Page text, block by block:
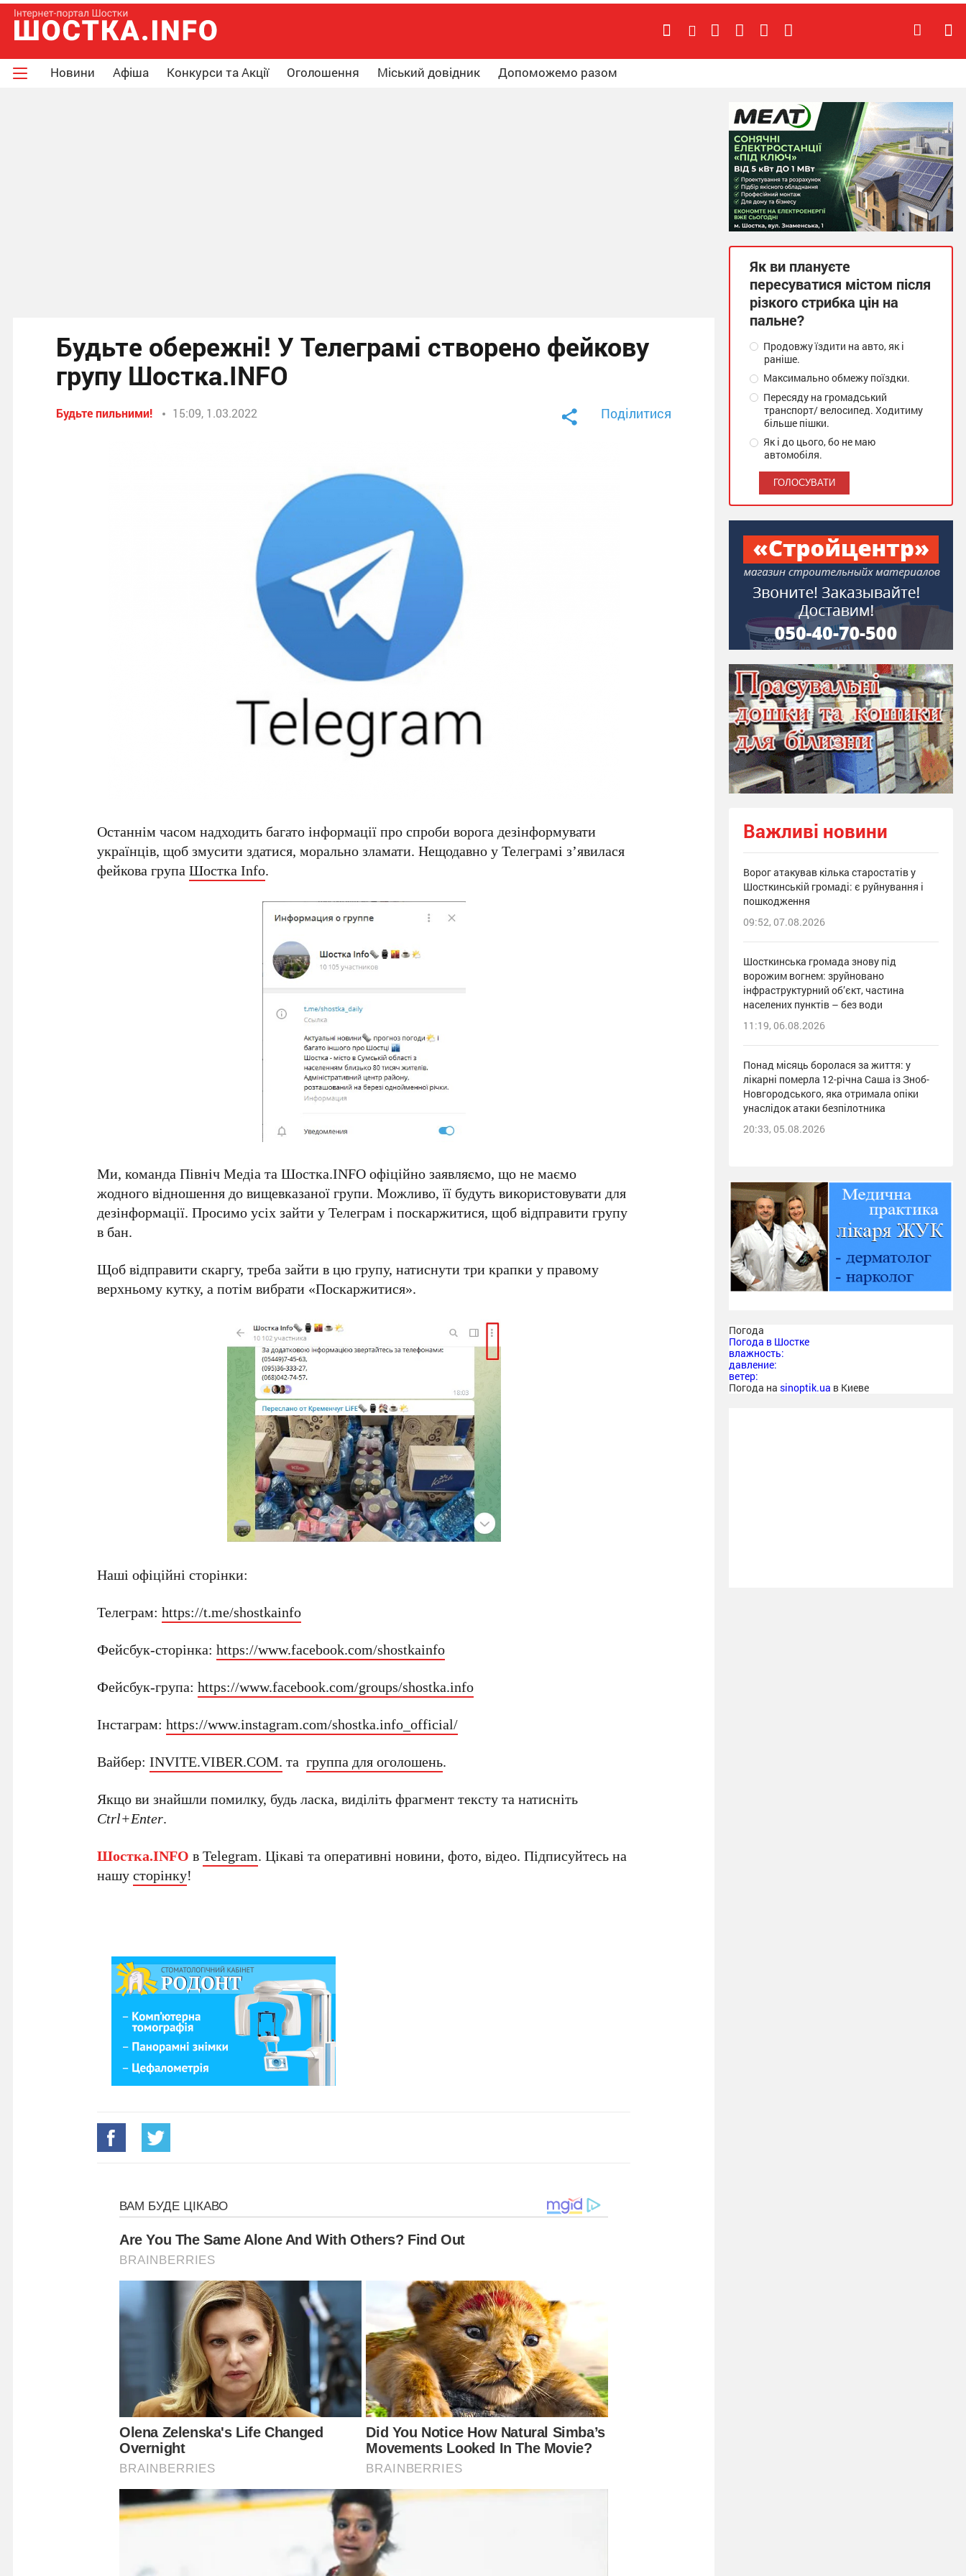
Новини Афіша Конкурси та Акції Оголошення Міський довідник Допоможемо разом
Будьте обережні! У Телеграмі створено фейкову
групу Шостка.INFO
Будьте пильними! 15:09, 1.03.2022 Поділитися
Останнім часом надходить багато інформації про спроби ворога дезінформувати
українців, щоб змусити здатися, морально зламати. Нещодавно у Телеграмі з’явилася
фейкова групаШостка Info.
Ми, команда Північ Медіа та Шостка.INFO офіційно заявляємо, що не маємо
жодного відношення до вищевказаної групи. Можливо, її будуть використовувати для
дезінформації. Просимо усіх зайти у Телеграм і поскаржитися, щоб відправити групу
в бан.
Щоб відправити скаргу, треба зайти в цю групу, натиснути три крапки у правому
верхньому кутку, а потім вибрати «Поскаржитися».
Наші офіційні сторінки:
Телеграм:https://t.me/shostkainfo
Фейсбук-сторінка:https://www.facebook.com/shostkainfo
Фейсбук-група:https://www.facebook.com/groups/shostka.info
Інстаграм:https://www.instagram.com/shostka.info_official/
Вайбер:INVITE.VIBER.COM. тагруппа для оголошень.
Якщо ви знайшли помилку, будь ласка, виділіть фрагмент тексту та натисніть
Ctrl+Enter.
Шостка.INFO вTelegram. Цікаві та оперативні новини, фото, відео. Підписуйтесь на
нашусторінку!
Як ви плануєте
пересуватися містом після
різкого стрибка цін на
пальне?
Продовжу їздити на авто, як і
раніше.
Максимально обмежу поїздки.
Пересяду на громадський
транспорт/ велосипед. Ходитиму
більше пішки.
Як і до цього, бо не маю
автомобіля.
Важливі новини
Ворог атакував кілька старостатів у
Шосткинській громаді: є руйнування і
пошкодження
09:52, 07.08.2026
Шосткинська громада знову під
ворожим вогнем: зруйновано
інфраструктурний об’єкт, частина
населених пунктів – без води
11:19, 06.08.2026
Понад місяць боролася за життя: у
лікарні померла 12-річна Саша із Зноб-
Новгородського, яка отримала опіки
унаслідок атаки безпілотника
20:33, 05.08.2026
Погода
Погода в Шостке
влажность:
давление:
ветер:
Погода на sinoptik.ua в Киеве